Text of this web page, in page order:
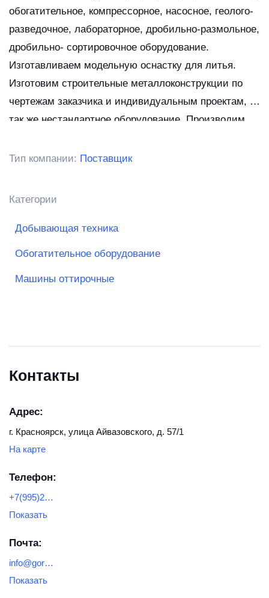
обогатительное, компрессорное, насосное, геолого-
разведочное, лабораторное, дробильно-размольное,
дробильно- сортировочное оборудование.
Изготавливаем модельную оснастку для литья.
Изготовим строительные металлоконструкции по
чертежам заказчика и индивидуальным проектам, а
так же нестандартное оборудование. Производим
осуществляем механическую обработку на станках
Тип компании: Поставщик
Категории
Добывающая техника
Обогатительное оборудование
Машины оттирочные
Контакты
Адрес:
г. Красноярск, улица Айвазовского, д. 57/1
На карте
Телефон:
+7(995)271-06-28
Показать
Почта:
info@gornoe-oborudovaniye.ru
Показать